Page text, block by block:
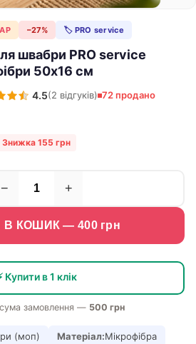
−27% 🏷 PRO service
швабри PRO service
50х16 см
4.5(2 відгуків) 72 продано
Знижка 155 грн
− +
В КОШИК — 400грн
Купити в 1 клік
сума замовлення — 500 грн
(моп) Матеріал:Мікрофібра